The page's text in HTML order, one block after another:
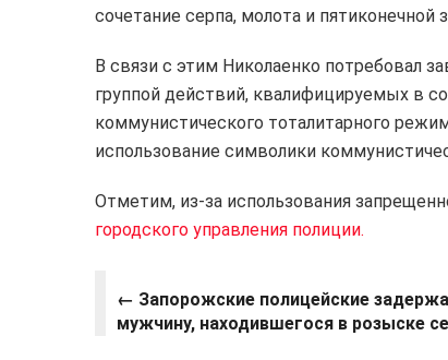
сочетание серпа, молота и пятиконечной
В связи с этим Николаенко потребовал
группой действий, квалифицируемых в
коммунистического тоталитарного
использование символики
Отметим, из-за использования
городского управления полиции.
← Запорожские полицейские
мужчину, находившегося в розыске